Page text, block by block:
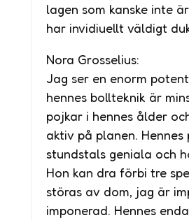
lagen som kanske inte
har invidiuellt väldigt
Nora Grosselius:
Jag ser en enorm
hennes bollteknik är
pojkar i hennes ålder
aktiv på planen. Hennes
stundstals geniala och
Hon kan dra förbi tre
störas av dom, jag är
imponerad. Hennes